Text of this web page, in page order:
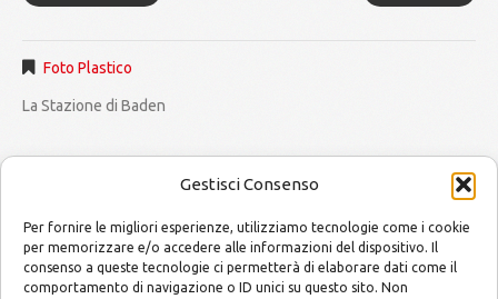
Gestisci Consenso
Per fornire le migliori esperienze, utilizziamo tecnologie come i cookie
per memorizzare e/o accedere alle informazioni del dispositivo. Il
consenso a queste tecnologie ci permetterà di elaborare dati come il
comportamento di navigazione o ID unici su questo sito. Non
Foto Plastico
La Stazione di Baden
MODELLISMO by Mario and AlessandroCopyright © 2014